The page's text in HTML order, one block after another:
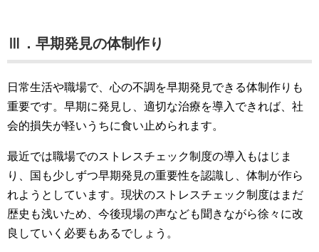
Ⅲ．早期発見の体制作り
日常生活や職場で、心の不調を早期発見できる体制作りも
重要です。早期に発見し、適切な治療を導入できれば、社
会的損失が軽いうちに食い止められます。
最近では職場でのストレスチェック制度の導入もはじま
り、国も少しずつ早期発見の重要性を認識し、体制が作ら
れようとしています。現状のストレスチェック制度はまだ
歴史も浅いため、今後現場の声なども聞きながら徐々に改
良していく必要もあるでしょう。